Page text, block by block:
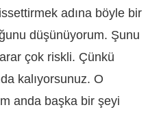
adına böyle bir
düşünüyorum. Şunu
çok riskli. Çünkü
kalıyorsunuz. O
anda başka bir şeyi